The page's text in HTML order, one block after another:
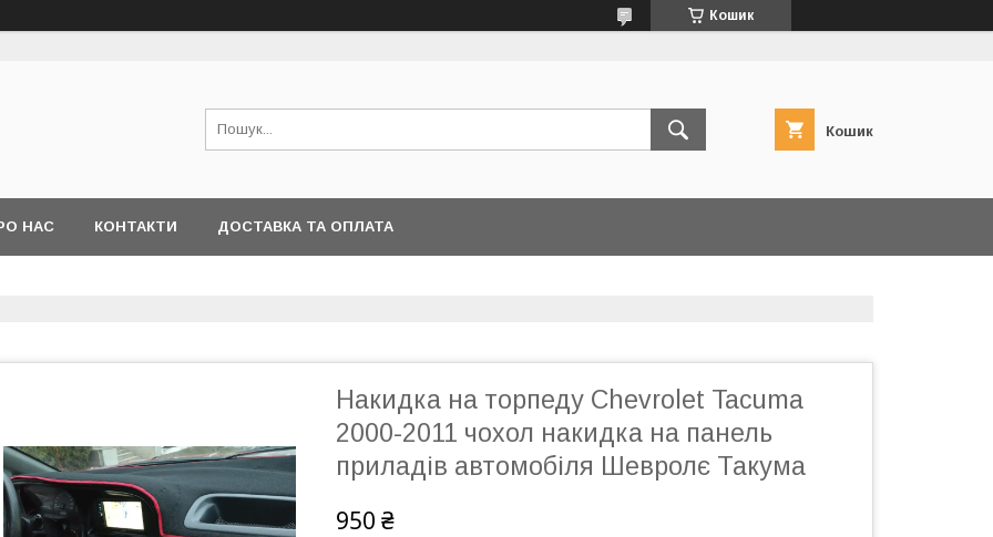
Кошик
Кошик
НАС КОНТАКТИ ДОСТАВКА ТА ОПЛАТА
Накидка на торпеду Chevrolet Tacuma
2000-2011 чохол накидка на панель
приладів автомобіля Шевролє Такума
950 ₴